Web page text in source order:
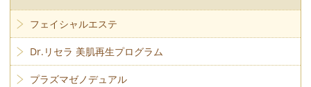
フェイシャルエステ
Dr.リセラ 美肌再生プログラム
プラズマゼノデュアル